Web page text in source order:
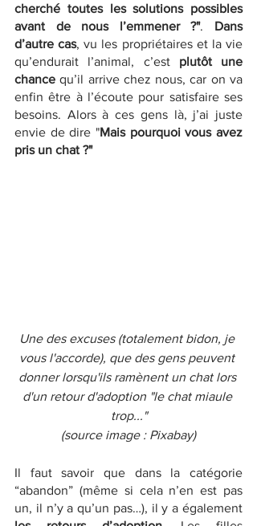
cherché toutes les solutions possibles
avant de nous l’emmener ?". Dans
d’autre cas, vu les propriétaires et la vie
qu’endurait l’animal, c’est plutôt une
chance qu’il arrive chez nous, car on va
enfin être à l’écoute pour satisfaire ses
besoins. Alors à ces gens là, j’ai juste
envie de dire "Mais pourquoi vous avez
pris un chat ?"
Une des excuses (totalement bidon, je
vous l'accorde), que des gens peuvent
donner lorsqu'ils ramènent un chat lors
d'un retour d'adoption "le chat miaule
trop..."
(source image : Pixabay)
Il faut savoir que dans la catégorie
“abandon” (même si cela n’en est pas